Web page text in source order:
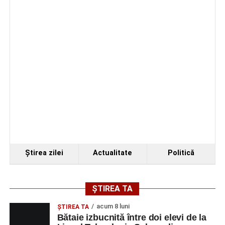
Ştirea zilei Actualitate Politică
ȘTIREA TA
ŞTIREA TA acum 8 luni
Bătaie izbucnită între doi elevi de la